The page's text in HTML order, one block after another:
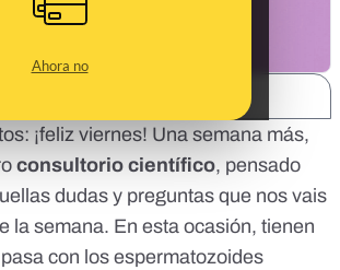
Ahora no
¡feliz viernes! Una semana más,
consultorio científico, pensado
dudas y preguntas que nos vais
la semana. En esta ocasión, tienen
con los espermatozoides